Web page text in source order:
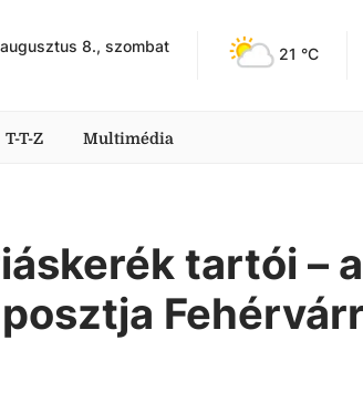
8., szombat 21 °C
T-T-Z Multimédia
tartói – a